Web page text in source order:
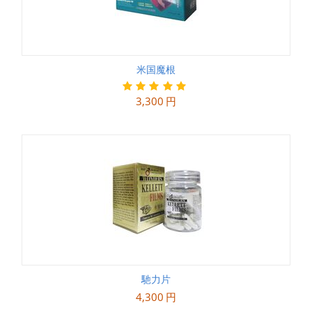
米国魔根
3,300 円
馳力片
4,300 円